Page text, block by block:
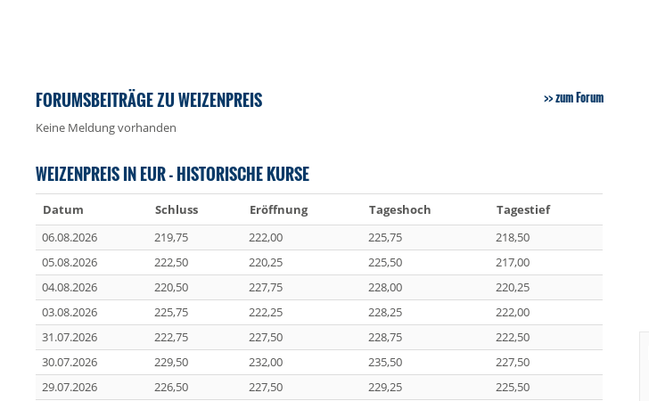
FORUMSBEITRÄGE ZU WEIZENPREIS zum Forum
Keine Meldung vorhanden
WEIZENPREIS IN EUR - HISTORISCHE KURSE
Datum Schluss Eröffnung Tageshoch
Tagestief
06.08.2026
219,75 222,00 225,75
218,50
05.08.2026
222,50 220,25 225,50
217,00
04.08.2026
220,50 227,75 228,00
220,25
03.08.2026
225,75 222,25 228,25
222,00
31.07.2026
222,75 227,50 228,75
222,50
30.07.2026
229,50 232,00 235,50
227,50
29.07.2026
226,50 227,50 229,25
225,50